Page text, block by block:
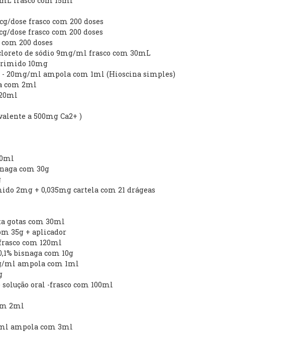
dose frasco com 200 doses
dose frasco com 200 doses
200 doses
de sódio 9mg/ml frasco com 30mL
10mg
20mg/ml ampola com 1ml (Hioscina simples)
com 2ml
a 500mg Ca2+ )
com 30g
2mg + 0,035mg cartela com 21 drágeas
gotas com 30ml
35g + aplicador
com 120ml
bisnaga com 10g
ml ampola com 1ml
oral -frasco com 100ml
2ml
ampola com 3ml